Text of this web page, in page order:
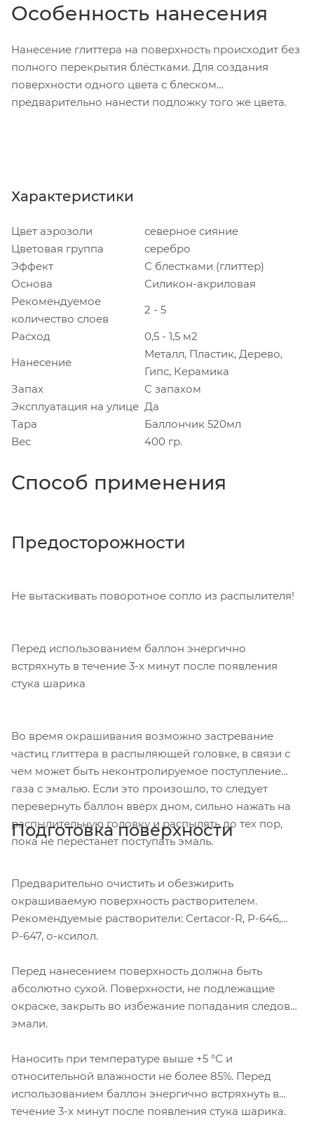
Особенность нанесения
Нанесение глиттера на поверхность происходит без
полного перекрытия блёстками. Для создания
поверхности одного цвета с блеском
предварительно нанести подложку того же цвета.
Характеристики
Цвет аэрозоли
северное сияние
Цветовая группа
серебро
Эффект
С блестками (глиттер)
Основа
Силикон-акриловая
Рекомендуемое
количество слоев
2 - 5
Расход
0,5 - 1,5 м2
Нанесение
Металл, Пластик, Дерево,
Гипс, Керамика
Запах
С запахом
Эксплуатация на улице Да
Тара
Баллончик 520мл
Вес
400 гр.
Способ применения
Предосторожности
Не вытаскивать поворотное сопло из распылителя!
Перед использованием баллон энергично
встряхнуть в течение 3-х минут после появления
стука шарика
Во время окрашивания возможно застревание
частиц глиттера в распыляющей головке, в связи с
чем может быть неконтролируемое поступление
газа с эмалью. Если это произошло, то следует
перевернуть баллон вверх дном, сильно нажать на
распылительную головку и распылять до тех пор,
пока не перестанет поступать эмаль.
Подготовка поверхности
Предварительно очистить и обезжирить
окрашиваемую поверхность растворителем.
Рекомендуемые растворители: Certacor-R, Р-646,
Р-647, о-ксилол.
Перед нанесением поверхность должна быть
абсолютно сухой. Поверхности, не подлежащие
окраске, закрыть во избежание попадания следов
эмали.
Наносить при температуре выше +5 °С и
относительной влажности не более 85%. Перед
использованием баллон энергично встряхнуть в
течение 3-х минут после появления стука шарика.